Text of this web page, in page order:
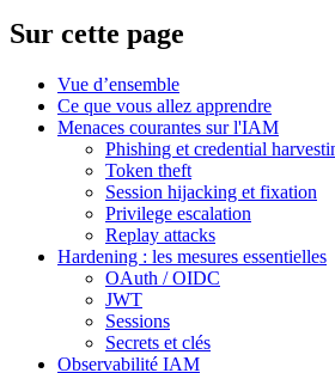
Sur cette page
Vue d’ensemble
Ce que vous allez apprendre
Menaces courantes sur l'IAM
Phishing et credential
Token theft
Session hijacking et fixation
Privilege escalation
Replay attacks
Hardening : les mesures essentielles
OAuth / OIDC
JWT
Sessions
Secrets et clés
Observabilité IAM